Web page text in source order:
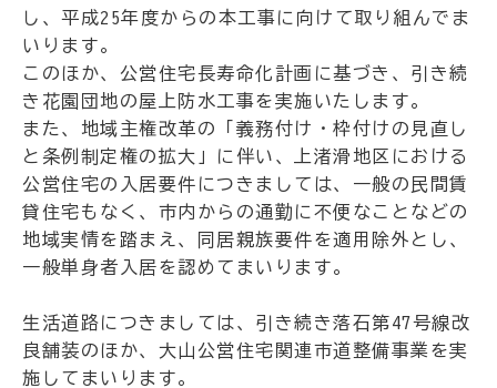
し、平成25年度からの本工事に向けて取り組んでま
いります。
このほか、公営住宅長寿命化計画に基づき、引き続
き花園団地の屋上防水工事を実施いたします。
また、地域主権改革の「義務付け・枠付けの見直し
と条例制定権の拡大」に伴い、上渚滑地区における
公営住宅の入居要件につきましては、一般の民間賃
貸住宅もなく、市内からの通勤に不便なことなどの
地域実情を踏まえ、同居親族要件を適用除外とし、
一般単身者入居を認めてまいります。
生活道路につきましては、引き続き落石第47号線改
良舗装のほか、大山公営住宅関連市道整備事業を実
施してまいります。